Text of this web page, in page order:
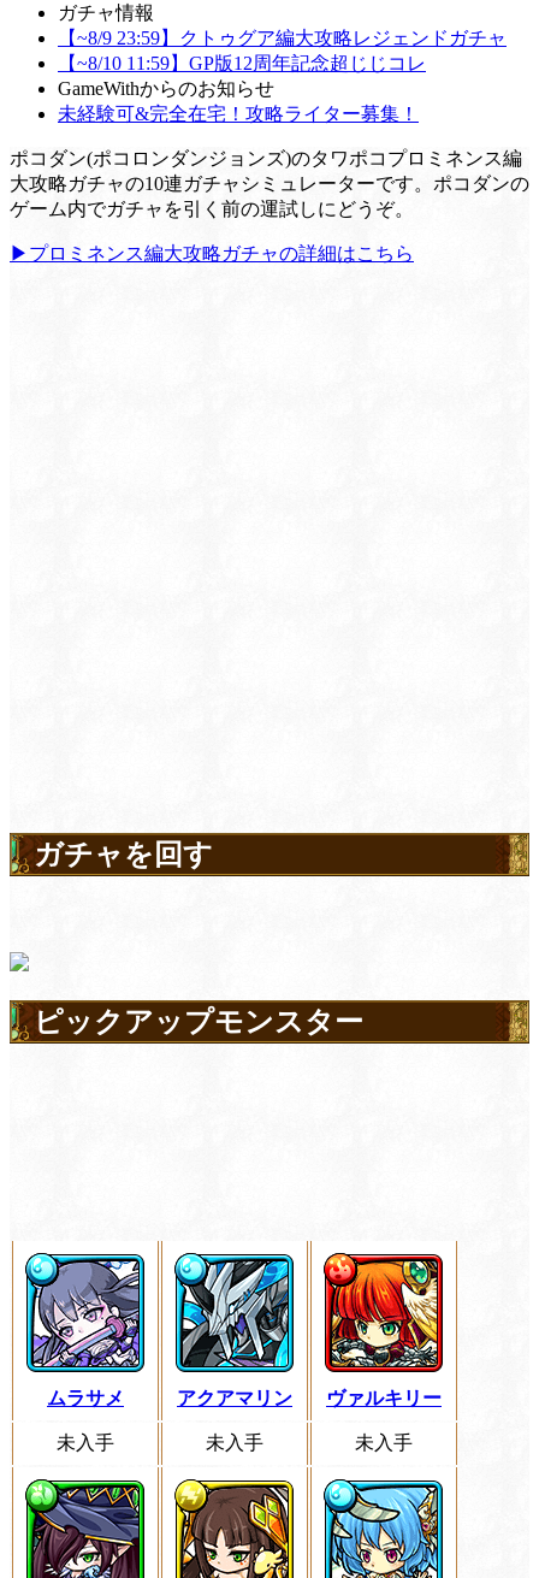
ガチャ情報
【~8/9 23:59】クトゥグア編大攻略レジェンドガチャ
【~8/10 11:59】GP版12周年記念超じじコレ
GameWithからのお知らせ
未経験可&完全在宅！攻略ライター募集！
ポコダン(ポコロンダンジョンズ)のタワポコプロミネンス編
大攻略ガチャの10連ガチャシミュレーターです。ポコダンの
ゲーム内でガチャを引く前の運試しにどうぞ。
▶プロミネンス編大攻略ガチャの詳細はこちら
ガチャを回す
ピックアップモンスター
ムラサメ アクアマリン ヴァルキリー
未入手 未入手 未入手